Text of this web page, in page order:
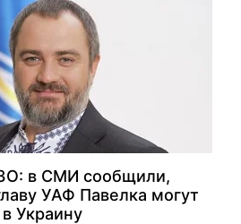
в СМИ сообщили,
УАФ Павелка могут
Украину